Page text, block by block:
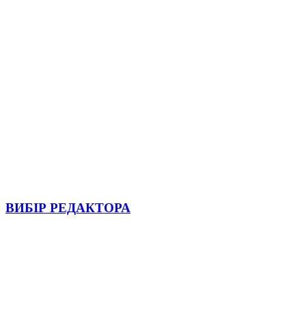
ВИБІР РЕДАКТОРА